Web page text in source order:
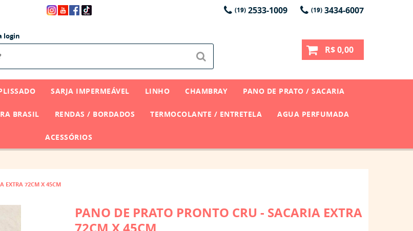
(19)2533-1009 (19)3434-6007
login
R$ 0,00
SARJA IMPERMEÁVEL LINHO CHAMBRAY PANO DE PRATO / SACARIA
BRASIL RENDAS / BORDADOS TERMOCOLANTE / ENTRETELA AGUA PERFUMADA
ACESSÓRIOS
EXTRA 72CM X 45CM
PANO DE PRATO PRONTO CRU - SACARIA EXTRA